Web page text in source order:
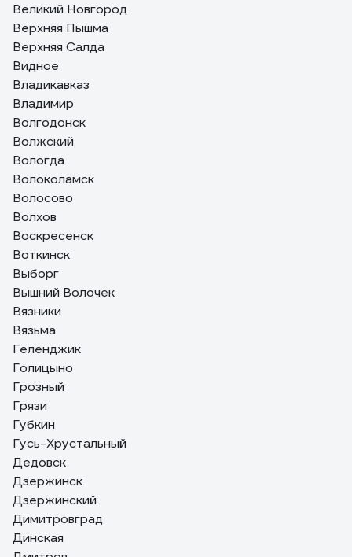
Великий Новгород
Верхняя Пышма
Верхняя Салда
Видное
Владикавказ
Владимир
Волгодонск
Волжский
Вологда
Волоколамск
Волосово
Волхов
Воскресенск
Воткинск
Выборг
Вышний Волочек
Вязники
Вязьма
Геленджик
Голицыно
Грозный
Грязи
Губкин
Гусь-Хрустальный
Дедовск
Дзержинск
Дзержинский
Димитровград
Динская